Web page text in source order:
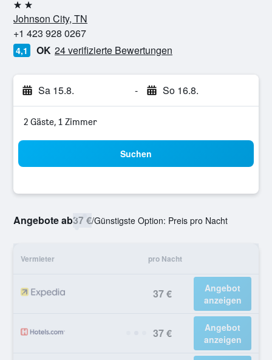
2 Sterne
Johnson City, TN
+1 423 928 0267
4,1 OK 24 verifizierte Bewertungen
Sa 15.8. - So 16.8.
2 Gäste, 1 Zimmer
Suchen
Angebote ab37 €/Günstigste Option: Preis pro Nacht
Vermieter pro Nacht
37 €
Angebot
anzeigen
37 €
Angebot
anzeigen